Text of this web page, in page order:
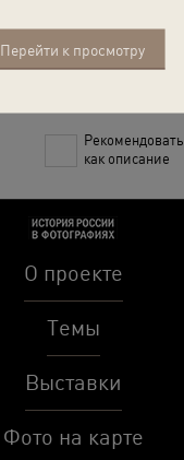
Перейти к просмотру
Рекомендовать
как описание
О проекте
Темы
Выставки
Фото на карте